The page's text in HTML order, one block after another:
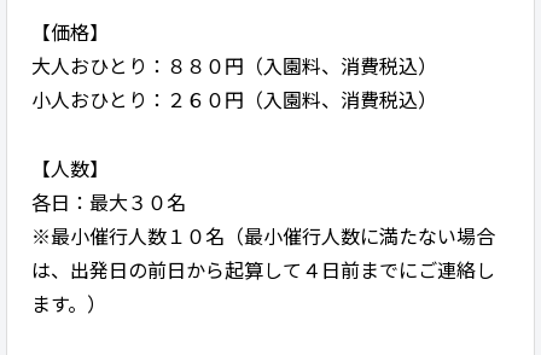
【価格】
大人おひとり：８８０円（入園料、消費税込）
小人おひとり：２６０円（入園料、消費税込）
【人数】
各日：最大３０名
※最小催行人数１０名（最小催行人数に満たない場合
は、出発日の前日から起算して４日前までにご連絡し
ます。）